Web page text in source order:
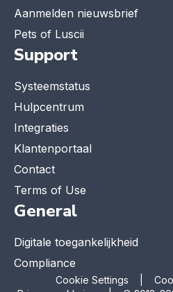
Aanmelden nieuwsbrief
Pets of Luscii
Support
Systeemstatus
Hulpcentrum
Integraties
Klantenportaal
Contact
Terms of Use
General
Digitale toegankelijkheid
Compliance
Cookie Settings